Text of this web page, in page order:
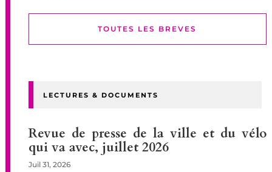
TOUTES LES BREVES
LECTURES & DOCUMENTS
Revue de presse de la ville et du vélo
qui va avec, juillet 2026
Juil 31, 2026